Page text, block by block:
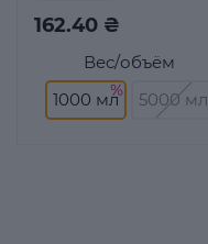
Вес/объём
1000 мл
5000 мл
162.40 ₴